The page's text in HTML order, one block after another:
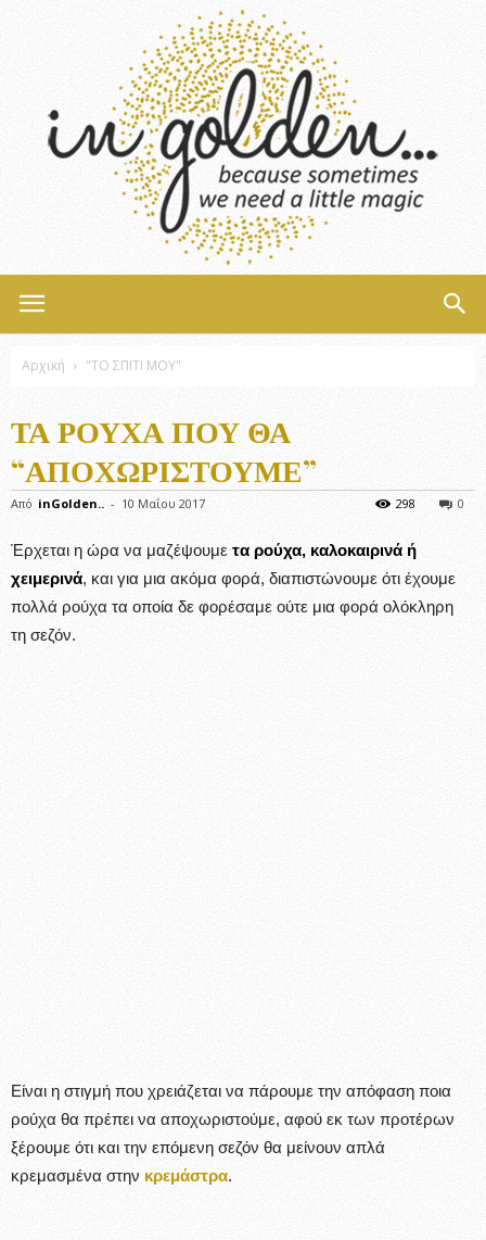
Αρχική "ΤΟ ΣΠΙΤΙ ΜΟΥ"
ΤΑ ΡΟΎΧΑ ΠΟΥ ΘΑ
“ΑΠΟΧΩΡΙΣΤΟΎΜΕ”
Από inGolden.. - 10 Μαΐου 2017 0
298
Έρχεται η ώρα να μαζέψουμε τα ρούχα, καλοκαιρινά ή
χειμερινά, και για μια ακόμα φορά, διαπιστώνουμε ότι έχουμε
πολλά ρούχα τα οποία δε φορέσαμε ούτε μια φορά ολόκληρη
τη σεζόν.
Είναι η στιγμή που χρειάζεται να πάρουμε την απόφαση ποια
ρούχα θα πρέπει να αποχωριστούμε, αφού εκ των προτέρων
ξέρουμε ότι και την επόμενη σεζόν θα μείνουν απλά
κρεμασμένα στην κρεμάστρα.